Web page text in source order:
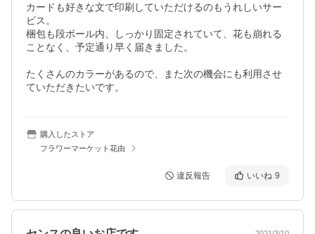
カードも好きな文で印刷していただけるのもうれしいサー
ビス。
梱包も段ボール内、しっかり固定されていて、花も崩れる
ことなく、予定通り早く届きました。
たくさんのカラーがあるので、また次の機会にも利用させ
ていただきたいです。
購入したストア
フラワーマーケット花由
違反報告 いいね 9